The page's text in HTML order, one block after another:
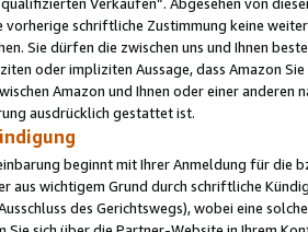
vorherige schriftliche Zustimmung keine
Sie dürfen die zwischen uns und Ihnen
oder impliziten Aussage, dass Amazon
Amazon und Ihnen oder einer
ausdrücklich gestattet ist.
beginnt mit Ihrer Anmeldung für die
aus wichtigem Grund durch schriftliche
des Gerichtswegs), wobei eine